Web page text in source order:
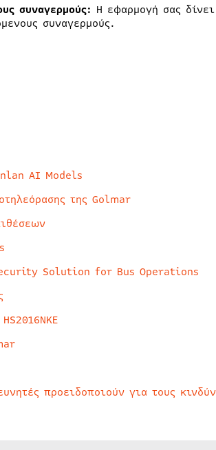
συναγερμούς: Η εφαρμογή σας
συναγερμούς.
AI Models
της Golmar
Solution for Bus Operations
προειδοποιούν για τους